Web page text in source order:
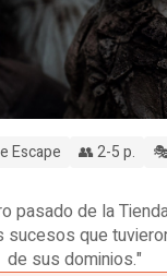
Escape 👥 2-5 p.
pasado de la
sucesos que
de sus dominios."